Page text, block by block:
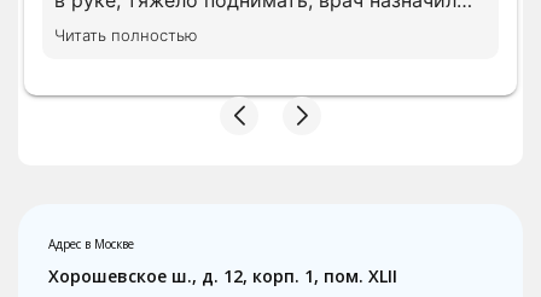
все необходимое лечение сразу, просил
дождать анализы несколько показателей,
лечение с учетом показателей. В клинике с
вниманием относятся, следят за записью.
Читать полностью
Адрес в Москве
Хорошевское ш., д. 12, корп. 1, пом. XLII